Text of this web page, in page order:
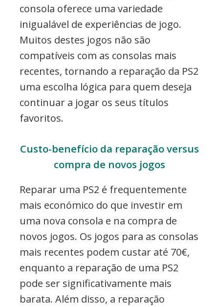
consola oferece uma variedade
inigualável de experiências de jogo.
Muitos destes jogos não são
compatíveis com as consolas mais
recentes, tornando a reparação da PS2
uma escolha lógica para quem deseja
continuar a jogar os seus títulos
favoritos.
Custo-benefício da reparação versus
compra de novos jogos
Reparar uma PS2 é frequentemente
mais económico do que investir em
uma nova consola e na compra de
novos jogos. Os jogos para as consolas
mais recentes podem custar até 70€,
enquanto a reparação de uma PS2
pode ser significativamente mais
barata. Além disso, a reparação